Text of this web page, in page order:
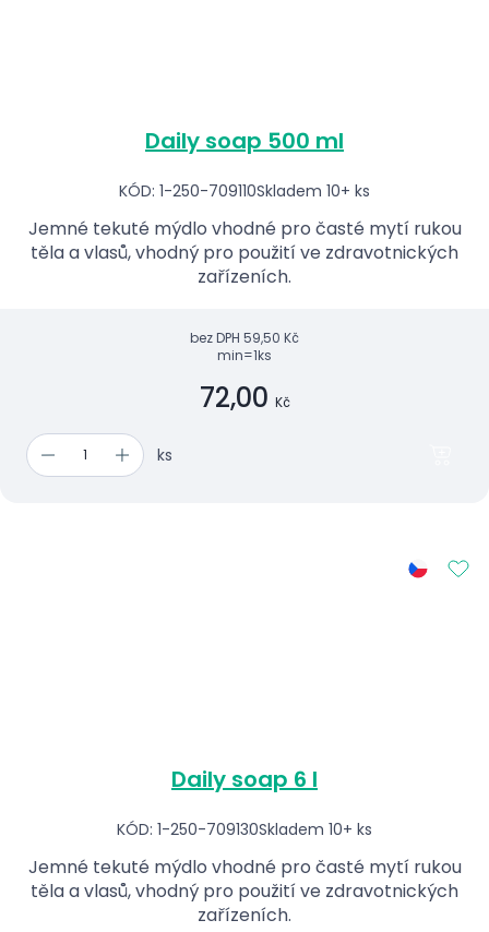
Daily soap 500 ml
KÓD: 1-250-709110Skladem 10+ ks
Jemné tekuté mýdlo vhodné pro časté mytí rukou
těla a vlasů, vhodný pro použití ve zdravotnických
zařízeních.
bez DPH 59,50 Kč
min=1ks
72,00 Kč
ks
Daily soap 6 l
KÓD: 1-250-709130Skladem 10+ ks
Jemné tekuté mýdlo vhodné pro časté mytí rukou
těla a vlasů, vhodný pro použití ve zdravotnických
zařízeních.